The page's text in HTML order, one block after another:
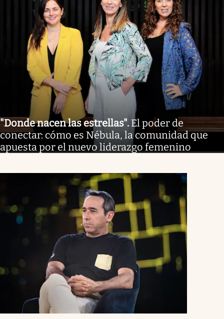
"Donde nacen las estrellas". El poder de
conectar: cómo es Nébula, la comunidad que
apuesta por el nuevo liderazgo femenino